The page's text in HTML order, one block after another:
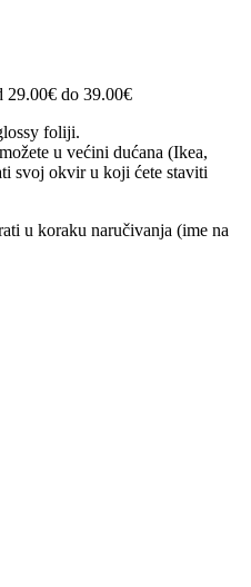
29.00€ do 39.00€
foliji.
u većini dućana (Ikea,
svoj okvir u koji ćete staviti
u koraku naručivanja (ime na